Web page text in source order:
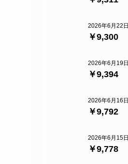
￥9,300
2026年6月22日
￥9,394
2026年6月19日
￥9,792
2026年6月16日
￥9,778
2026年6月15日